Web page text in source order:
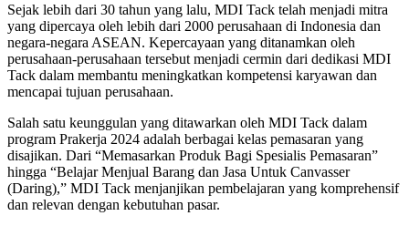
Sejak lebih dari 30 tahun yang lalu, MDI Tack telah menjadi mitra
yang dipercaya oleh lebih dari 2000 perusahaan di Indonesia dan
negara-negara ASEAN. Kepercayaan yang ditanamkan oleh
perusahaan-perusahaan tersebut menjadi cermin dari dedikasi MDI
Tack dalam membantu meningkatkan kompetensi karyawan dan
mencapai tujuan perusahaan.
Salah satu keunggulan yang ditawarkan oleh MDI Tack dalam
program Prakerja 2024 adalah berbagai kelas pemasaran yang
disajikan. Dari “Memasarkan Produk Bagi Spesialis Pemasaran”
hingga “Belajar Menjual Barang dan Jasa Untuk Canvasser
(Daring),” MDI Tack menjanjikan pembelajaran yang komprehensif
dan relevan dengan kebutuhan pasar.